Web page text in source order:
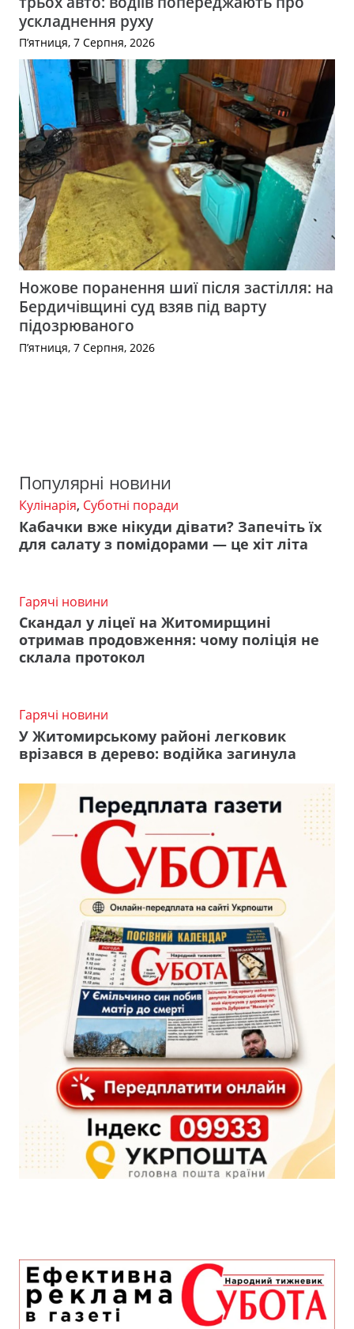
ускладнення руху
П’ятниця, 7 Серпня, 2026
Ножове поранення шиї після застілля: на
Бердичівщині суд взяв під варту
підозрюваного
П’ятниця, 7 Серпня, 2026
Популярні новини
Кулінарія, Суботні поради
Кабачки вже нікуди дівати? Запечіть їх
для салату з помідорами — це хіт літа
Гарячі новини
Скандал у ліцеї на Житомирщині
отримав продовження: чому поліція не
склала протокол
Гарячі новини
У Житомирському районі легковик
врізався в дерево: водійка загинула